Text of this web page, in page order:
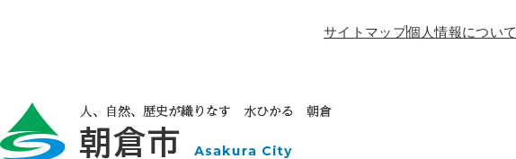
サイトマップ個人情報について